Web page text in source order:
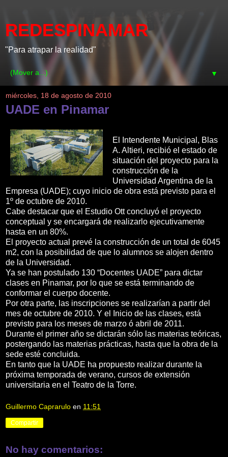
REDESPINAMAR
"Para atrapar la realidad"
▼
miércoles, 18 de agosto de 2010
UADE en Pinamar
El Intendente Municipal, Blas
A. Altieri, recibió el estado de
situación del proyecto para la
construcción de la
Universidad Argentina de la
Empresa (UADE); cuyo inicio de obra está previsto para el
1º de octubre de 2010.
Cabe destacar que el Estudio Ott concluyó el proyecto
conceptual y se encargará de realizarlo ejecutivamente
hasta en un 80%.
El proyecto actual prevé la construcción de un total de 6045
m2, con la posibilidad de que lo alumnos se alojen dentro
de la Universidad.
Ya se han postulado 130 “Docentes UADE” para dictar
clases en Pinamar, por lo que se está terminando de
conformar el cuerpo docente.
Por otra parte, las inscripciones se realizarían a partir del
mes de octubre de 2010. Y el Inicio de las clases, está
previsto para los meses de marzo ó abril de 2011.
Durante el primer año se dictarán sólo las materias teóricas,
postergando las materias prácticas, hasta que la obra de la
sede esté concluida.
En tanto que la UADE ha propuesto realizar durante la
próxima temporada de verano, cursos de extensión
universitaria en el Teatro de la Torre.
Guillermo Caprarulo en 11:51
Compartir
No hay comentarios: